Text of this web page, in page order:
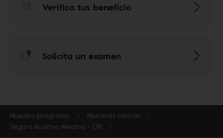
Verifica tus beneficio
Solicita un examen
Nuestro programa
Nuestras clínicas
Seguro Auditivo Medina - OH